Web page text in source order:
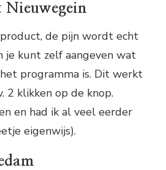
de pijn wordt echt
je kunt zelf aangeven wat
programma is. Dit werkt
2 klikken op de knop.
en had ik al veel eerder
eigenwijs).